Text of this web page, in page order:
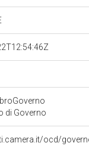
di Governo
ocd/